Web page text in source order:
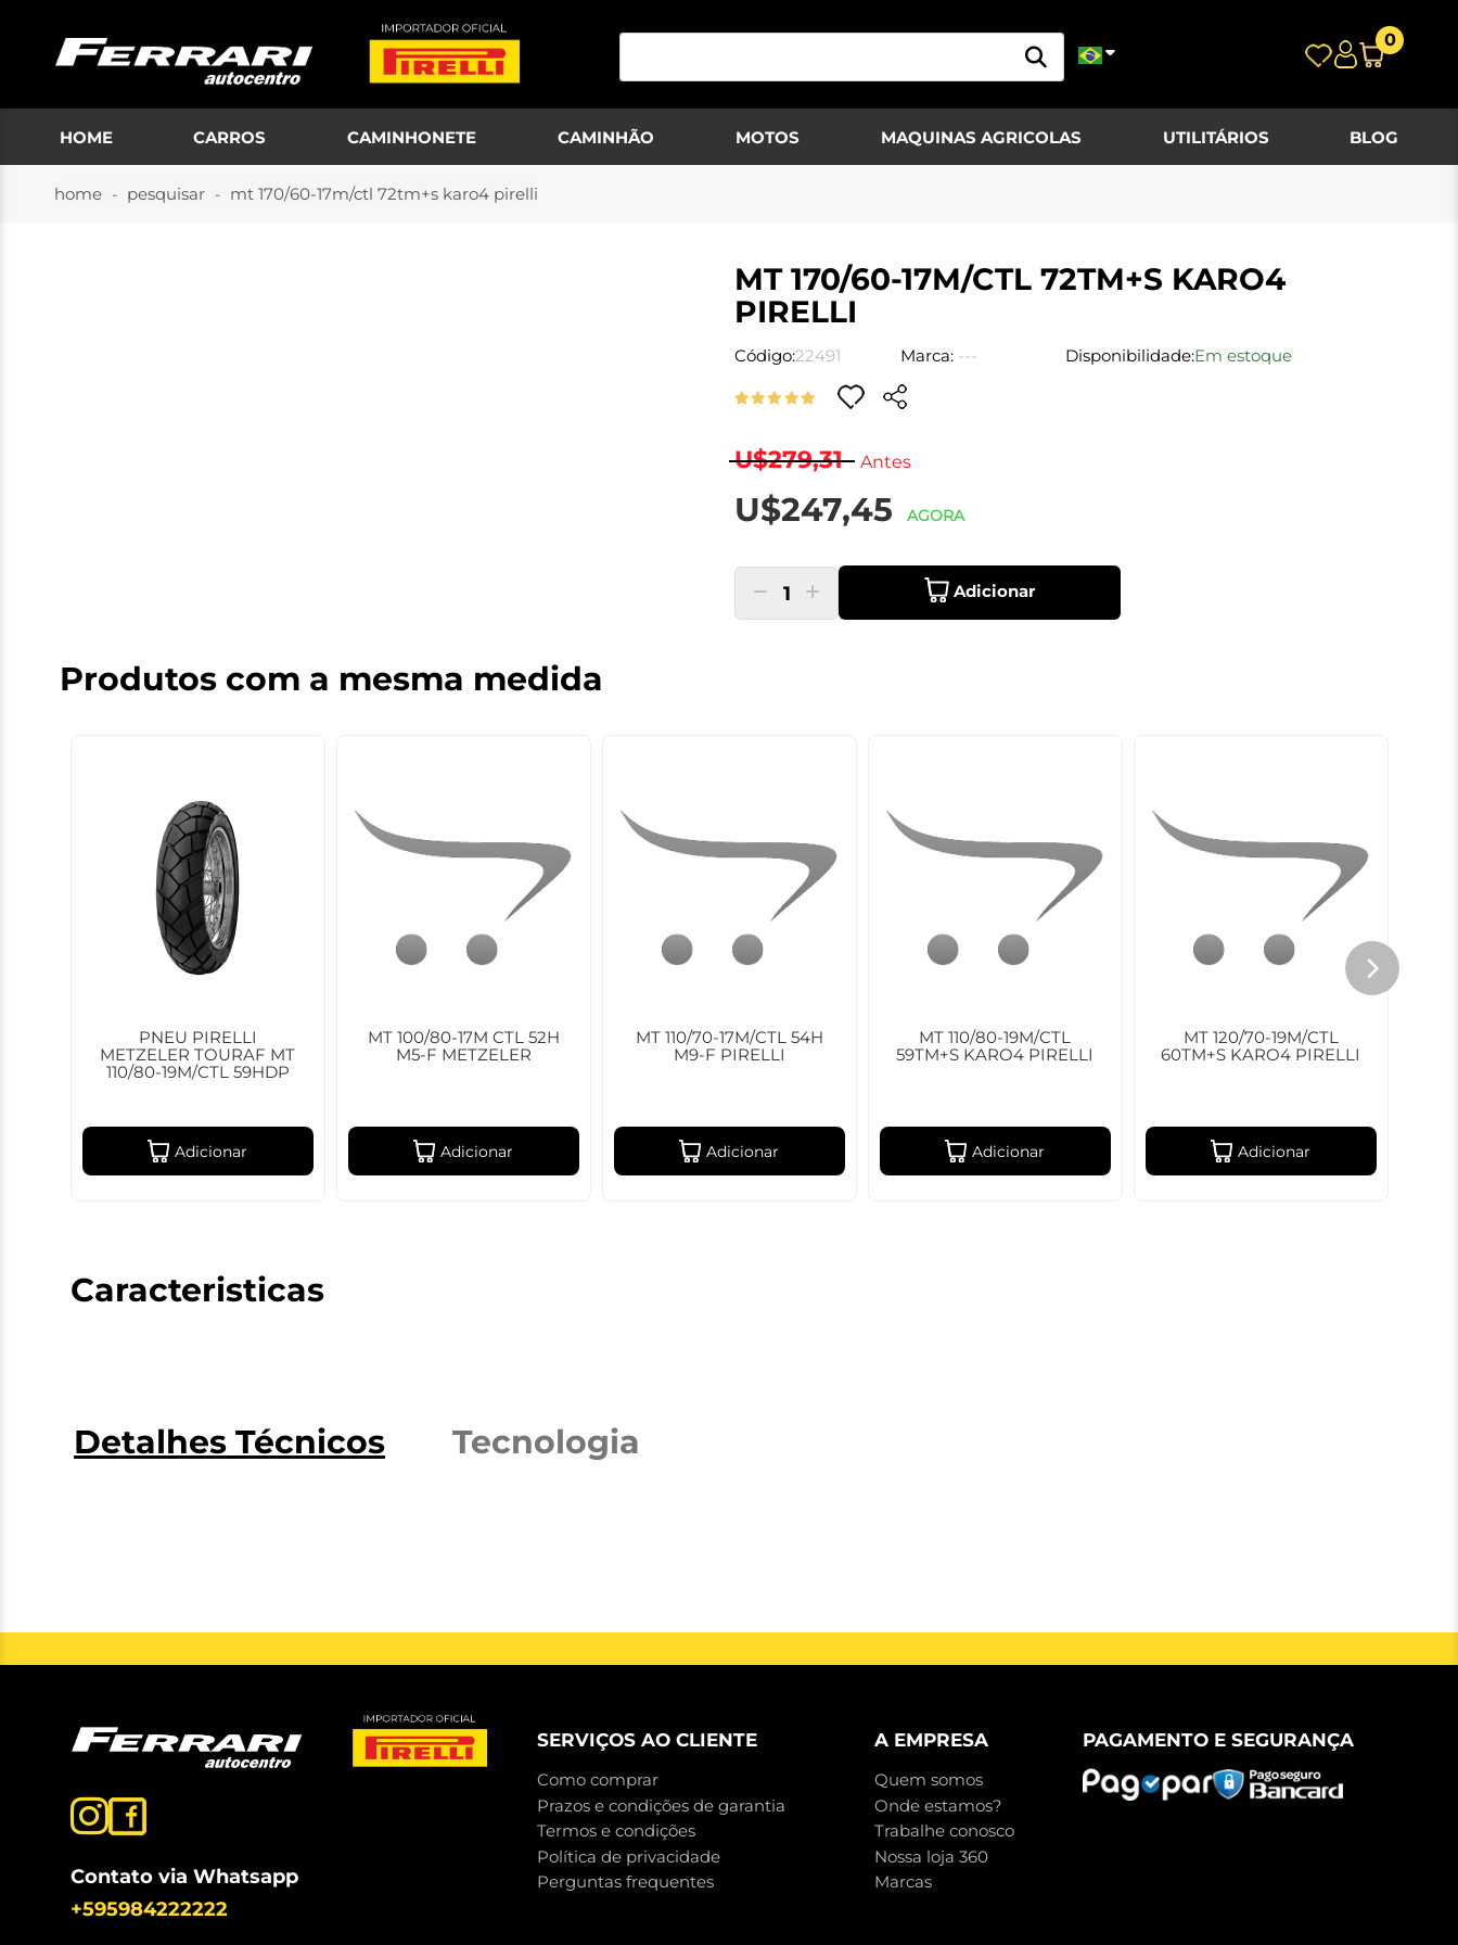
0
HOME CARROS CAMINHONETE CAMINHÃO MOTOS MAQUINAS AGRICOLAS UTILITÁRIOS BLOG
home pesquisar mt 170/60-17m/ctl 72tm+s karo4 pirelli
MT 170/60-17M/CTL 72TM+S KARO4
PIRELLI
Código:22491 Marca:--- Disponibilidade:Em estoque
U$279,31 Antes
U$247,45 AGORA
1 Adicionar
Produtos com a mesma medida
PNEU PIRELLI
METZELER TOURAF MT
110/80-19M/CTL 59HDP
Adicionar
MT 100/80-17M CTL 52H
M5-F METZELER
Adicionar
MT 110/70-17M/CTL 54H
M9-F PIRELLI
Adicionar
MT 110/80-19M/CTL
59TM+S KARO4 PIRELLI
Adicionar
MT 120/70-19M/CTL
60TM+S KARO4 PIRELLI
Adicionar
Caracteristicas
Detalhes Técnicos Tecnologia
Contato via Whatsapp
+595984222222
SERVIÇOS AO CLIENTE
Como comprar
Prazos e condições de garantia
Termos e condições
Política de privacidade
Perguntas frequentes
A EMPRESA
Quem somos
Onde estamos?
Trabalhe conosco
Nossa loja 360
Marcas
PAGAMENTO E SEGURANÇA